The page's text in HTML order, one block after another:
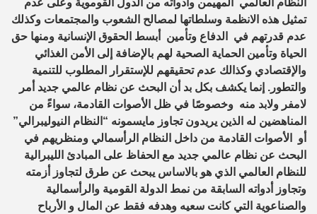
النظام العالمي المهيمن وأدواته من الدول القوموية وعلى عدم
تمثيل هذه الانظمة وسلطاتها لمصالح الشعوب والمجتمعات وكذلك
عدم قدرتهم في الدفاع وتأمين أبسط الحقوق الإنسانية ومنها حق
الحياة وتأمين الحماية الصحية لهم بالإضافة إلى الأمن الغذائي
والإقتصادي وكذالك عدم تحقيقهم للإستقرار المطلوب للتنمية
والتطور. إنما يكشف بكل بد أن البحث عن نظام عالمي جديد أمر
لامفر ولابد منه وخصوصًا في ظل الأصوات القادمة، سواءً من
المناهضين له الذين يريدون تجاوز مايسمونه “النظام النيوليبرالي”
أو الأصوات القادمة من داخل النظام الرأسمالي ومنظريهم في
البحث عن نظام عالمي جديد مع الحفاظ على المبادئ الليبرالية
للنظام العالمي الذي هو بالاساس يبحث عن طرق لتجاوز أزمته
وتجاوز أدواته السابقة من نمط الدولة القومية والرأسمالية
والصناعوية التي كانت سعيه وهدفه فقط عن المال و الأرباح